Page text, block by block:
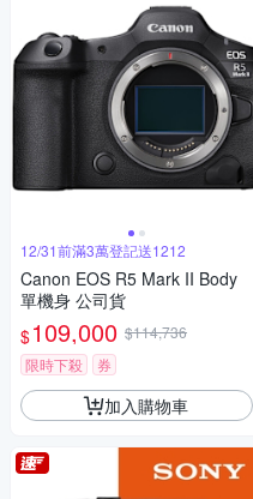
12/31前滿3萬登記送1212
Canon EOS R5 Mark II Body
單機身 公司貨
$109,000 $114,736
限時下殺
券
加入購物車